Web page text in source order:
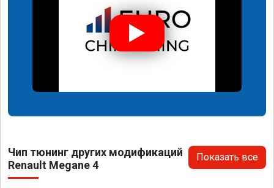
Чип тюнинг других модификаций
Renault Megane 4
Показать все